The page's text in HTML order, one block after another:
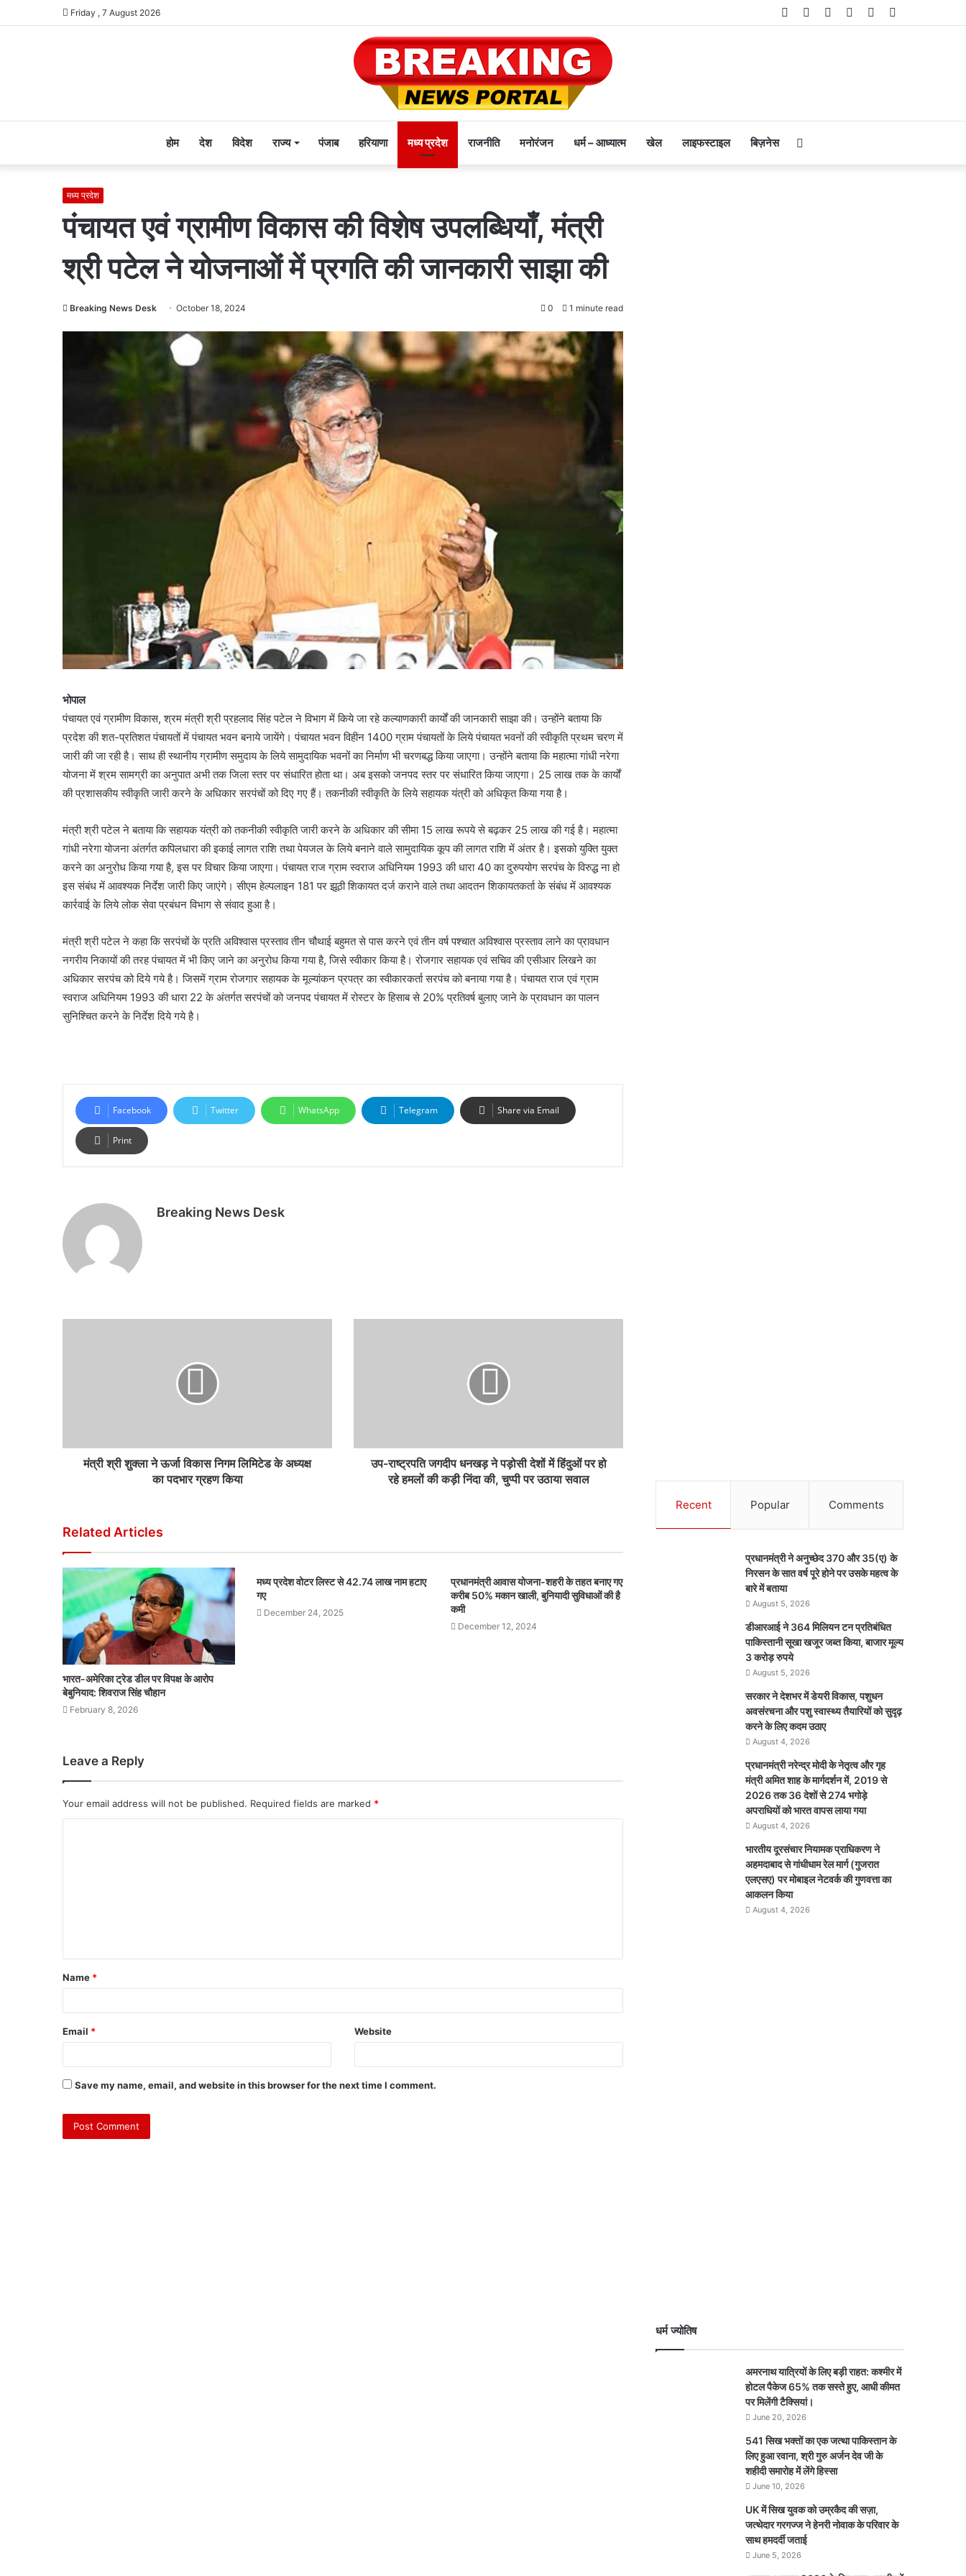
Friday , 7 August 2026 Telegram
Instagram
YouTube
Twitter
Facebook
होम देश विदेश राज्य पंजाब हरियाणा मध्य प्रदेश राजनीति मनोरंजन धर्म – आध्यात्म खेल लाइफस्टाइल बिज़नेस
मध्य प्रदेश
पंचायत एवं ग्रामीण विकास की विशेष उपलब्धियाँ, मंत्री
श्री पटेल ने योजनाओं में प्रगति की जानकारी साझा की
Breaking News Desk October 18, 2024 0 1 minute read
भोपाल
पंचायत एवं ग्रामीण विकास, श्रम मंत्री श्री प्रहलाद सिंह पटेल ने विभाग में किये जा रहे कल्याणकारी कार्यों की जानकारी साझा की। उन्होंने बताया कि
प्रदेश की शत-प्रतिशत पंचायतों में पंचायत भवन बनाये जायेंगे। पंचायत भवन विहीन 1400 ग्राम पंचायतों के लिये पंचायत भवनों की स्वीकृति प्रथम चरण में
जारी की जा रही है। साथ ही स्थानीय ग्रामीण समुदाय के लिये सामुदायिक भवनों का निर्माण भी चरणबद्ध किया जाएगा। उन्होंने बताया कि महात्मा गांधी नरेगा
योजना में श्रम सामग्री का अनुपात अभी तक जिला स्तर पर संधारित होता था। अब इसको जनपद स्तर पर संधारित किया जाएगा। 25 लाख तक के कार्यों
की प्रशासकीय स्वीकृति जारी करने के अधिकार सरपंचों को दिए गए हैं। तकनीकी स्वीकृति के लिये सहायक यंत्री को अधिकृत किया गया है।
मंत्री श्री पटेल ने बताया कि सहायक यंत्री को तकनीकी स्वीकृति जारी करने के अधिकार की सीमा 15 लाख रूपये से बढ़कर 25 लाख की गई है। महात्मा
गांधी नरेगा योजना अंतर्गत कपिलधारा की इकाई लागत राशि तथा पेयजल के लिये बनाने वाले सामुदायिक कूप की लागत राशि में अंतर है। इसको युक्ति युक्त
करने का अनुरोध किया गया है, इस पर विचार किया जाएगा। पंचायत राज ग्राम स्वराज अधिनियम 1993 की धारा 40 का दुरुपयोग सरपंच के विरुद्ध ना हो
इस संबंध में आवश्यक निर्देश जारी किए जाएंगे। सीएम हेल्पलाइन 181 पर झूठी शिकायत दर्ज कराने वाले तथा आदतन शिकायतकर्ता के संबंध में आवश्यक
कार्रवाई के लिये लोक सेवा प्रबंधन विभाग से संवाद हुआ है।
मंत्री श्री पटेल ने कहा कि सरपंचों के प्रति अविश्वास प्रस्ताव तीन चौथाई बहुमत से पास करने एवं तीन वर्ष पश्चात अविश्वास प्रस्ताव लाने का प्रावधान
नगरीय निकायों की तरह पंचायत में भी किए जाने का अनुरोध किया गया है, जिसे स्वीकार किया है। रोजगार सहायक एवं सचिव की एसीआर लिखने का
अधिकार सरपंच को दिये गये है। जिसमें ग्राम रोजगार सहायक के मूल्यांकन प्रपत्र का स्वीकारकर्ता सरपंच को बनाया गया है। पंचायत राज एवं ग्राम
स्वराज अधिनियम 1993 की धारा 22 के अंतर्गत सरपंचों को जनपद पंचायत में रोस्टर के हिसाब से 20% प्रतिवर्ष बुलाए जाने के प्रावधान का पालन
सुनिश्चित करने के निर्देश दिये गये है।
Facebook Twitter WhatsApp Telegram Share via Email
Print
Breaking News Desk
मंत्री श्री शुक्ला ने ऊर्जा विकास निगम लिमिटेड के अध्यक्ष
का पदभार ग्रहण किया
उप-राष्ट्रपति जगदीप धनखड़ ने पड़ोसी देशों में हिंदुओं पर हो
रहे हमलों की कड़ी निंदा की, चुप्पी पर उठाया सवाल
Related Articles
भारत-अमेरिका ट्रेड डील पर विपक्ष के आरोप
बेबुनियाद: शिवराज सिंह चौहान
February 8, 2026
मध्य प्रदेश वोटर लिस्ट से 42.74 लाख नाम हटाए
गए
December 24, 2025
प्रधानमंत्री आवास योजना-शहरी के तहत बनाए गए
करीब 50% मकान खाली, बुनियादी सुविधाओं की है
कमी
December 12, 2024
Leave a Reply
Your email address will not be published. Required fields are marked *
Name *
Email * Website
Save my name, email, and website in this browser for the next time I comment.
Recent Popular Comments
प्रधानमंत्री ने अनुच्छेद 370 और 35(ए) के
निरसन के सात वर्ष पूरे होने पर उसके महत्व के
बारे में बताया
August 5, 2026
डीआरआई ने 364 मिलियन टन प्रतिबंधित
पाकिस्तानी सूखा खजूर जब्त किया, बाजार मूल्य
3 करोड़ रुपये
August 5, 2026
सरकार ने देशभर में डेयरी विकास, पशुधन
अवसंरचना और पशु स्वास्थ्य तैयारियों को सुदृढ़
करने के लिए कदम उठाए
August 4, 2026
प्रधानमंत्री नरेन्द्र मोदी के नेतृत्व और गृह
मंत्री अमित शाह के मार्गदर्शन में, 2019 से
2026 तक 36 देशों से 274 भगोड़े
अपराधियों को भारत वापस लाया गया
August 4, 2026
भारतीय दूरसंचार नियामक प्राधिकरण ने
अहमदाबाद से गांधीधाम रेल मार्ग (गुजरात
एलएसए) पर मोबाइल नेटवर्क की गुणवत्ता का
आकलन किया
August 4, 2026
धर्म ज्योतिष
अमरनाथ यात्रियों के लिए बड़ी राहत: कश्मीर में
होटल पैकेज 65% तक सस्ते हुए, आधी कीमत
पर मिलेंगी टैक्सियां।
June 20, 2026
541 सिख भक्तों का एक जत्था पाकिस्तान के
लिए हुआ रवाना, श्री गुरु अर्जन देव जी के
शहीदी समारोह में लेंगे हिस्सा
June 10, 2026
UK में सिख युवक को उम्रकैद की सज़ा,
जत्थेदार गरगज्ज ने हेनरी नोवाक के परिवार के
साथ हमदर्दी जताई
June 5, 2026